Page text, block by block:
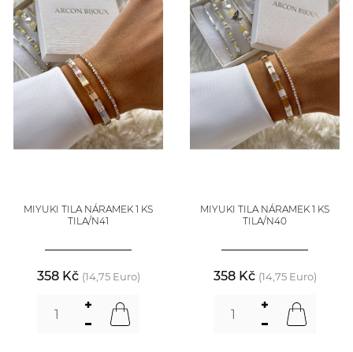
MIYUKI TILA NÁRAMEK 1 KS
TILA/N41
358 Kč (14,75 Euro)
MIYUKI TILA NÁRAMEK 1 KS
TILA/N40
358 Kč (14,75 Euro)